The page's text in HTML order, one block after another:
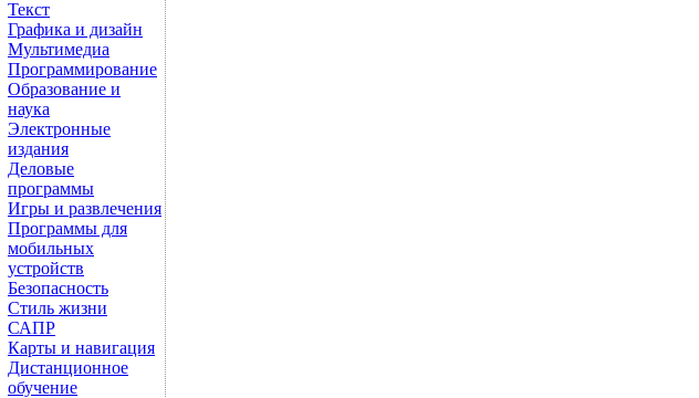
Текст
Графика и дизайн
Мультимедиа
Программирование
Образование и
наука
Электронные
издания
Деловые
программы
Игры и развлечения
Программы для
мобильных
устройств
Безопасность
Стиль жизни
САПР
Карты и навигация
Дистанционное
обучение